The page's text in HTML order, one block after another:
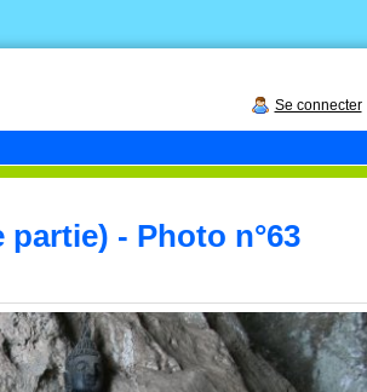
Se connecter|
partie) - Photo n°63